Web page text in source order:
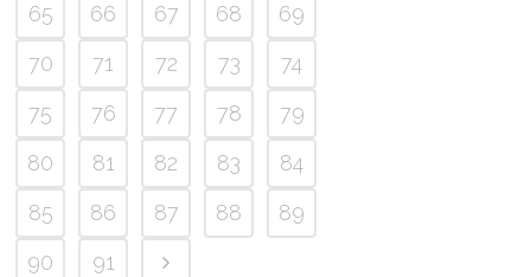
65 66 67 68
69
70
71 72 73
74
75
76 77 78
79
80
81 82 83
84
85
86 87 88
89
90
91